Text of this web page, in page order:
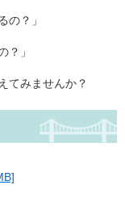
の？」
？」
てみませんか？